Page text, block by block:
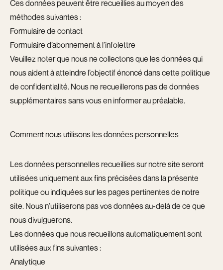
Ces données peuvent être recueillies au moyen des
méthodes suivantes :
Formulaire de contact
Formulaire d’abonnement à l’infolettre
Veuillez noter que nous ne collectons que les données qui
nous aident à atteindre l’objectif énoncé dans cette politique
de confidentialité. Nous ne recueillerons pas de données
supplémentaires sans vous en informer au préalable.
Comment nous utilisons les données personnelles
Les données personnelles recueillies sur notre site seront
utilisées uniquement aux fins précisées dans la présente
politique ou indiquées sur les pages pertinentes de notre
site. Nous n’utiliserons pas vos données au-delà de ce que
nous divulguerons.
Les données que nous recueillons automatiquement sont
utilisées aux fins suivantes :
Analytique